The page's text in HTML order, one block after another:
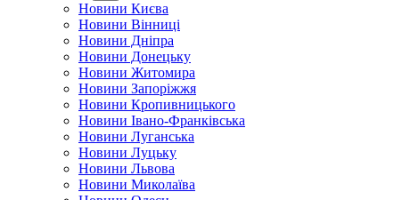
Новини Києва
Новини Вінниці
Новини Дніпра
Новини Донецьку
Новини Житомира
Новини Запоріжжя
Новини Кропивницького
Новини Івано-Франківська
Новини Луганська
Новини Луцьку
Новини Львова
Новини Миколаїва